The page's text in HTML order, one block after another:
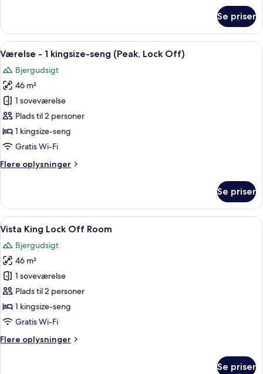
-
soveværelse
Se priser
Indlæs
alle
billeder
af
Værelse
-
1
kingsize-
(Peak,
Et hotelværelse med en stor seng,
5
Værelse - 1 kingsize-seng (Peak, Lock Off)
Bjergudsigt
46 m²
1 soveværelse
Plads til 2 personer
1 kingsize-seng
Gratis Wi-Fi
Flere oplysninger
Flere
-
kingsize-
(Peak,
Lock
Off)
Se priser
Indlæs
alle
billeder
af
Vista
King
Lock
Off
Et hotelværelse med en stor seng,
5
Vista King Lock Off Room
Bjergudsigt
46 m²
1 soveværelse
Plads til 2 personer
1 kingsize-seng
Gratis Wi-Fi
Flere oplysninger
Flere
Se priser